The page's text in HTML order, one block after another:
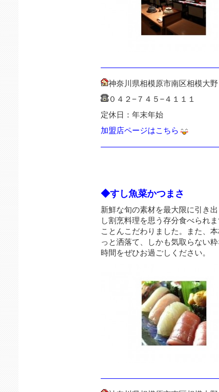
神奈川県相模原市南区相模大
０４２−７４５−４１１１
定休日：年末年始
加盟店ページはこちら
◆すし魚菜かつまさ
新鮮な旬の素材を最大限に引き
し割烹料理を思う存分食べられ
ことんこだわりました。また、
っと洒落て、しかも気取らない
時間をぜひお過ごしください。